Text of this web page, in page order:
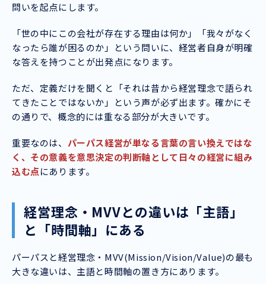
問いを起点にします。
「世の中にこの会社が存在する理由は何か」「我々がなく
なったら誰が困るのか」という問いに、経営者自身が明確
な答えを持つことが出発点になります。
ただ、定義だけを聞くと「それは昔から経営理念で語られ
てきたことではないか」という声が必ず出ます。確かにそ
の通りで、概念的には重なる部分が大きいです。
重要なのは、 パーパス経営が単なる言葉の言い換えではな
く、その意義を意思決定の判断軸として日々の経営に組み
込む点にあります。
経営理念・MVVとの違いは「主語」
と「時間軸」にある
パーパスと経営理念・MVV(Mission/Vision/Value)の最も
大きな違いは、主語と時間軸の置き方にあります。